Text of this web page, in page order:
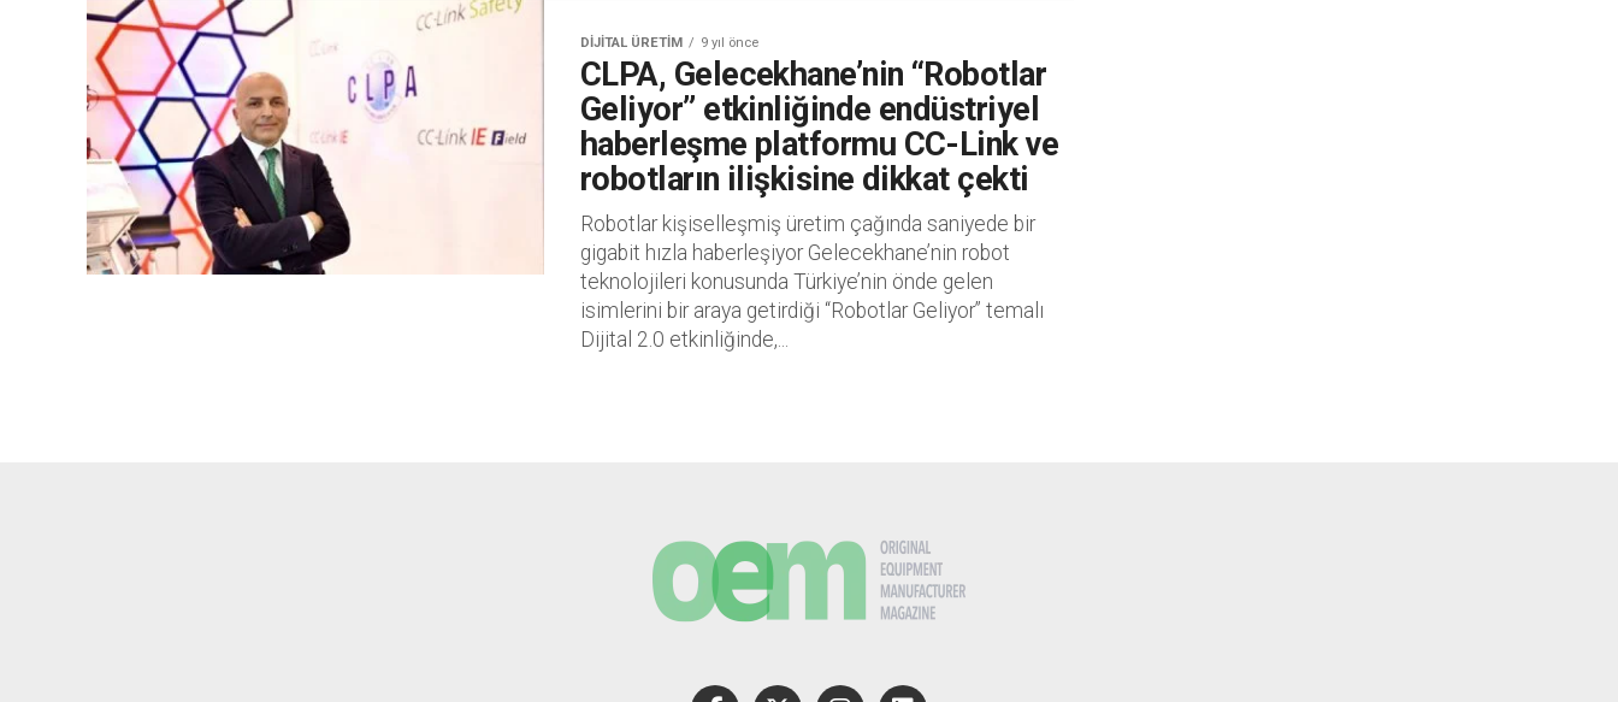
DIJITAL ÜRETIM 9 yıl önce
CLPA, Gelecekhane’nin “Robotlar
Geliyor” etkinliğinde endüstriyel
haberleşme platformu CC-Link ve
robotların ilişkisine dikkat çekti
Robotlar kişiselleşmiş üretim çağında saniyede bir
gigabit hızla haberleşiyor Gelecekhane’nin robot
teknolojileri konusunda Türkiye’nin önde gelen
isimlerini bir araya getirdiği “Robotlar Geliyor” temalı
Dijital 2.0 etkinliğinde,...